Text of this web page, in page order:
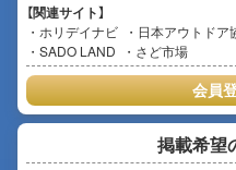
【関連サイト】
ホリデイナビ 日本アウトドア
SADO LAND
さど市場
会員
掲載希望